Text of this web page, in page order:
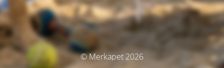
© Merkapet 2026